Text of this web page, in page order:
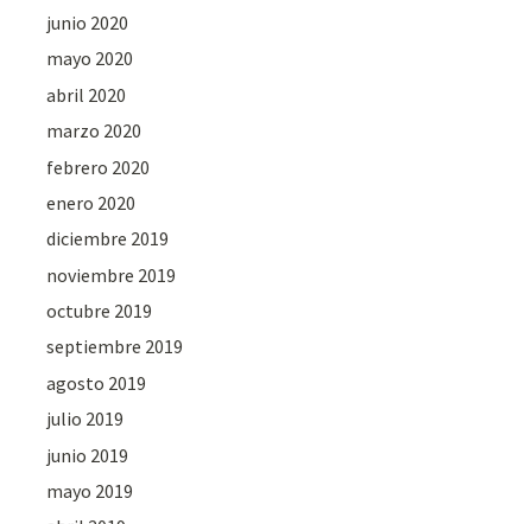
junio 2020
mayo 2020
abril 2020
marzo 2020
febrero 2020
enero 2020
diciembre 2019
noviembre 2019
octubre 2019
septiembre 2019
agosto 2019
julio 2019
junio 2019
mayo 2019